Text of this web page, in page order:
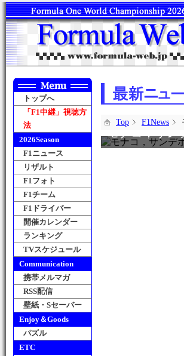
トップへ
「F1中継」視聴方
法
2026Season
F1ニュース
リザルト
F1フォト
F1チーム
F1ドライバー
開催カレンダー
ランキング
TVスケジュール
Communication
携帯メルマガ
RSS配信
壁紙・Sセーバー
Enjoy＆Goods
パズル
ETC
Top F1News
モナコ，サン